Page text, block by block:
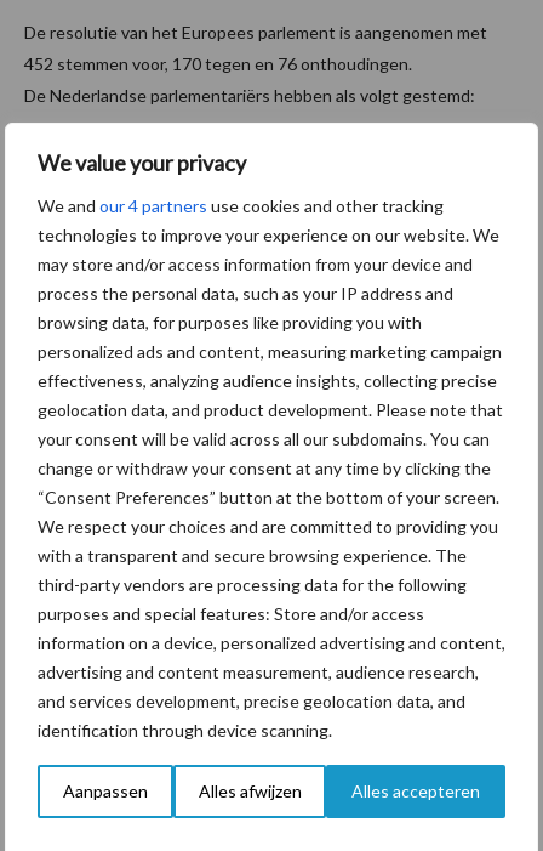
We value your privacy
We and our 4 partners use cookies and other tracking
technologies to improve your experience on our website. We
may store and/or access information from your device and
process the personal data, such as your IP address and
browsing data, for purposes like providing you with
personalized ads and content, measuring marketing campaign
effectiveness, analyzing audience insights, collecting precise
geolocation data, and product development. Please note that
your consent will be valid across all our subdomains. You can
change or withdraw your consent at any time by clicking the
“Consent Preferences” button at the bottom of your screen.
We respect your choices and are committed to providing you
with a transparent and secure browsing experience. The
third-party vendors are processing data for the following
purposes and special features: Store and/or access
information on a device, personalized advertising and content,
advertising and content measurement, audience research,
and services development, precise geolocation data, and
identification through device scanning.
Aanpassen Alles afwijzen Alles accepteren
De resolutie van het Europees parlement is aangenomen met
452 stemmen voor, 170 tegen en 76 onthoudingen.
De Nederlandse parlementariërs hebben als volgt gestemd:
Tegen: JA21, SGP, PVV, Schreijer-Pierik (CDA)
Onthouding: VVD, CDA (behalve Schreijer-Pierik en Manders)
Bron: LTO
Aanbevolen voor jou!
De speenhuid: een vaak
onderschatte risicofactor
voor mastitis
ForFarmers ziet volume en
marktaandeel groeien in
krimpende Nederlandse
markt
Tien praktische tips voor
een langere levensduur